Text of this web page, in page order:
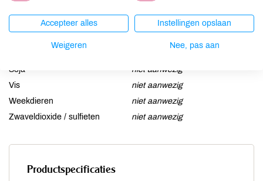
Schaaldieren
niet aanwezig
Soja
niet aanwezig
Vis
niet aanwezig
Weekdieren
niet aanwezig
Zwaveldioxide / sulfieten
niet aanwezig
Productspecificaties
Accepteer alles Instellingen opslaan
Weigeren Nee, pas aan